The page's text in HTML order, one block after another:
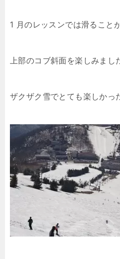
1 月のレッスンでは滑ること
上部のコブ斜面を楽しみまし
ザクザク雪でとても楽しかっ